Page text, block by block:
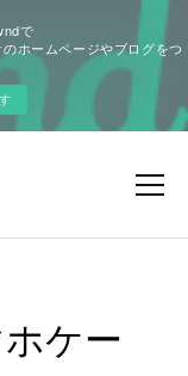
で
ホームページやブログをつ
ケー